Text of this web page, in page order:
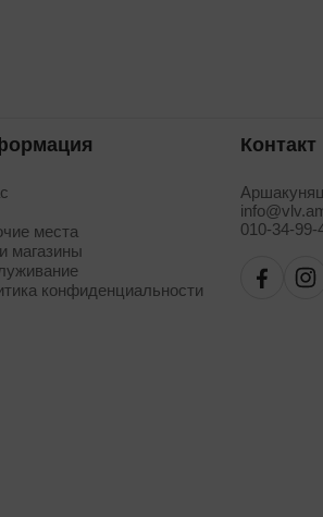
места
магазины
конфиденциальности
Контакт
010-34-99-